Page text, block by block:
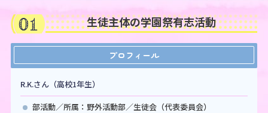
01 生徒主体の学園祭有志活動
プロフィール
R.K.さん（高校1年生）
部活動／所属：野外活動部／生徒会（代表委員会）